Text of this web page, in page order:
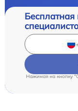
Бесплатная
Нажимая на кнопку